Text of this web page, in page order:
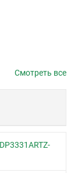
Смотреть все